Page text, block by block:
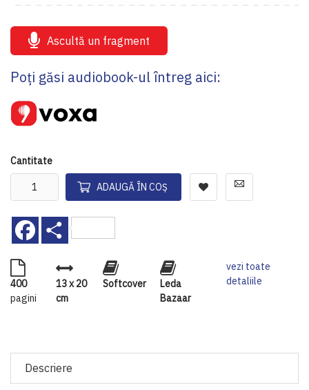
Ascultă un fragment
Poți găsi audiobook-ul întreg aici:
Cantitate
ADAUGĂ ÎN COȘ
Facebook
400
pagini
13 x 20
cm
Softcover
Leda
Bazaar
vezi toate
detaliile
Descriere